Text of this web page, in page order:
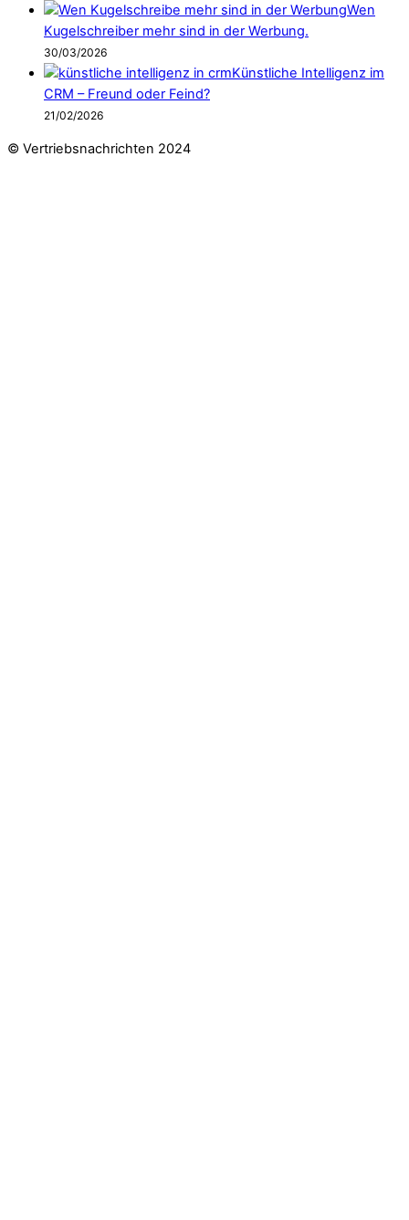
Wen
Kugelschreiber mehr sind in der Werbung.
30/03/2026
Künstliche Intelligenz im
CRM – Freund oder Feind?
21/02/2026
© Vertriebsnachrichten 2024